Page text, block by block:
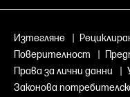
Изтегляне
Поверителност
Права за лични данни
Законова